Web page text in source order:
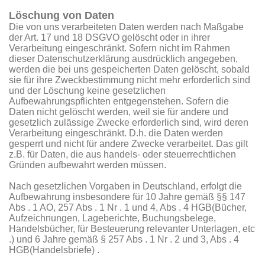
Löschung von Daten
Die von uns verarbeiteten Daten werden nach Maßgabe
der Art. 17 und 18 DSGVO gelöscht oder in ihrer
Verarbeitung eingeschränkt. Sofern nicht im Rahmen
dieser Datenschutzerklärung ausdrücklich angegeben,
werden die bei uns gespeicherten Daten gelöscht, sobald
sie für ihre Zweckbestimmung nicht mehr erforderlich sind
und der Löschung keine gesetzlichen
Aufbewahrungspflichten entgegenstehen. Sofern die
Daten nicht gelöscht werden, weil sie für andere und
gesetzlich zulässige Zwecke erforderlich sind, wird deren
Verarbeitung eingeschränkt. D.h. die Daten werden
gesperrt und nicht für andere Zwecke verarbeitet. Das gilt
z.B. für Daten, die aus handels- oder steuerrechtlichen
Gründen aufbewahrt werden müssen.
Nach gesetzlichen Vorgaben in Deutschland, erfolgt die
Aufbewahrung insbesondere für 10 Jahre gemäß §§ 147
Abs . 1 AO, 257 Abs . 1 Nr . 1 und 4, Abs . 4 HGB(Bücher,
Aufzeichnungen, Lageberichte, Buchungsbelege,
Handelsbücher, für Besteuerung relevanter Unterlagen, etc
.) und 6 Jahre gemäß § 257 Abs . 1 Nr . 2 und 3, Abs . 4
HGB(Handelsbriefe) .